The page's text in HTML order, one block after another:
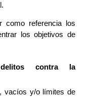
como referencia los
los objetivos de
contra la
vacíos y/o límites de